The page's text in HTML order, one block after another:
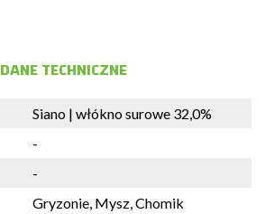
DANE TECHNICZNE
Siano | włókno surowe 32,0%
-
-
Gryzonie, Mysz, Chomik